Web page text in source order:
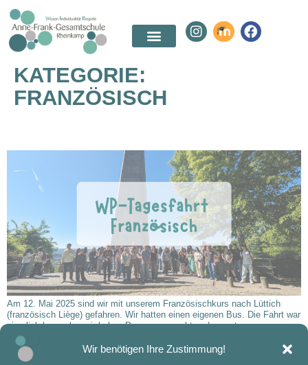
Wir benötigen Ihre Zustimmung!
KATEGORIE:
FRANZÖSISCH
Am 12. Mai 2025 sind wir mit unserem Französischkurs nach Lüttich
(französisch Liège) gefahren. Wir hatten einen eigenen Bus. Die Fahrt war
ziemlich lang, aber wir haben Pausen gemacht und uns etwas zu essen
geholt. Als wir in Lüttich ankamen, haben wir uns erstmal kurz
unterhalten. Dann wurden Gruppen gemacht. Jede Gruppe sollte sich eine
[…]